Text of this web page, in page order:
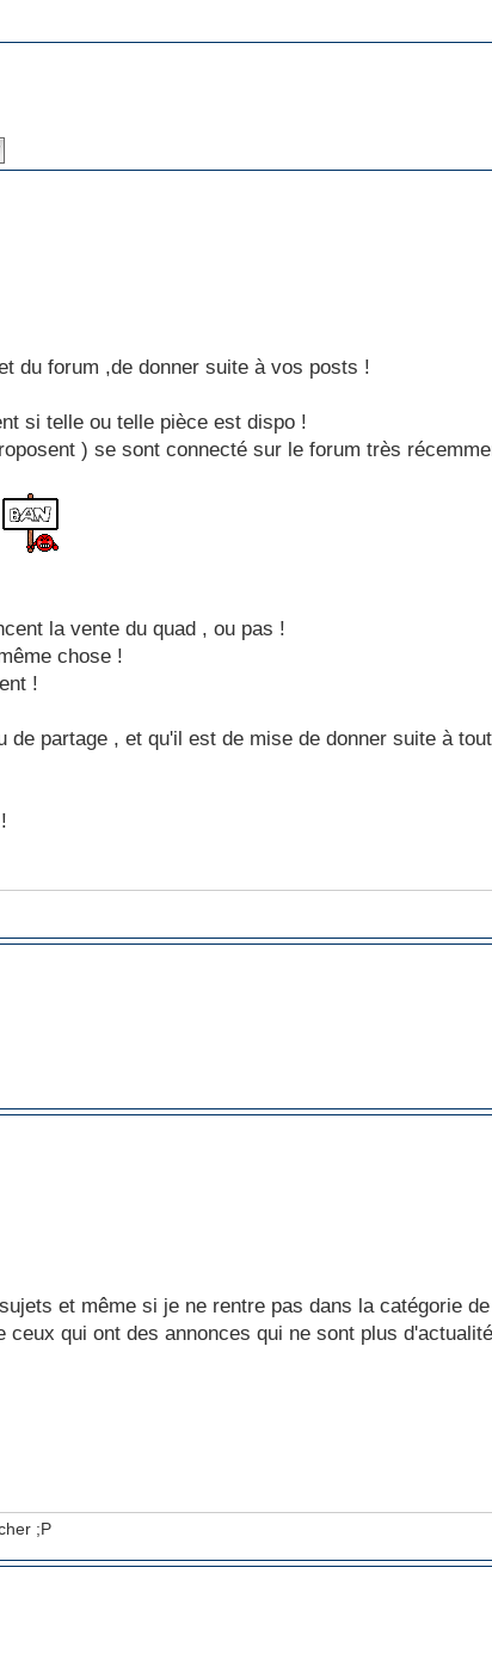
du forum ,de donner suite à vos posts !
si telle ou telle pièce est dispo !
) se sont connecté sur le forum très
la vente du quad , ou pas !
chose !
!
de partage , et qu'il est de mise de donner suite à
et même si je ne rentre pas dans la catégorie
qui ont des annonces qui ne sont plus
;P